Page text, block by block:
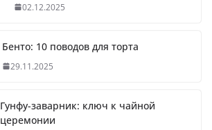
02.12.2025
Бенто: 10 поводов для торта
29.11.2025
Гунфу-заварник: ключ к чайной
церемонии